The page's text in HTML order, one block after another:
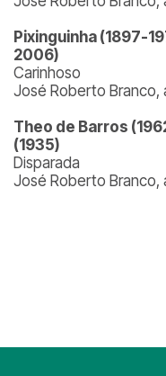
Pixinguinha (1897-
2006)
Carinhoso
José Roberto Branco,
Theo de Barros
(1935)
Disparada
José Roberto Branco,